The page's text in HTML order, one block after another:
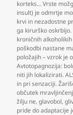
korteks… Vrste
insult) je odmrtje
krvi in nezadostne
ga kirurško
kroničnih
poškodbi nastane
položajih – vzrok je
Avtotopagnozija:
niti jih lokalizirati.
in pri senzaciji.
občutek
žilju ne,glavobol,
pride do adaptacije